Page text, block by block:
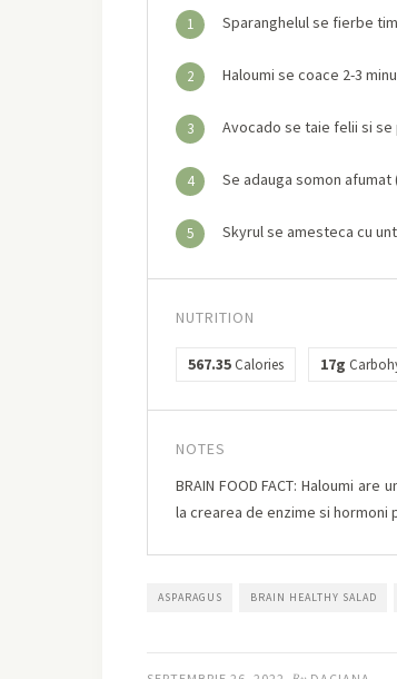
1 Sparanghelul se fierbe
2 Haloumi se coace 2-3
3 Avocado se taie felii si
4 Se adauga somon
5 Skyrul se amesteca cu
NUTRITION
567.35 Calories 17g
NOTES
BRAIN FOOD FACT: Haloumi
la crearea de enzime si hormoni
ASPARAGUS BRAIN HEALTHY SALAD